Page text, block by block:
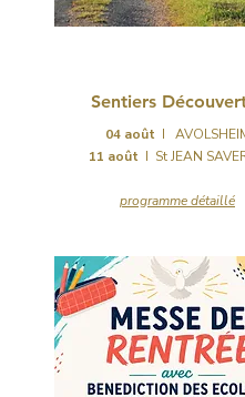
Sentiers
04 août I
11 août I St JEAN
programme détaillé